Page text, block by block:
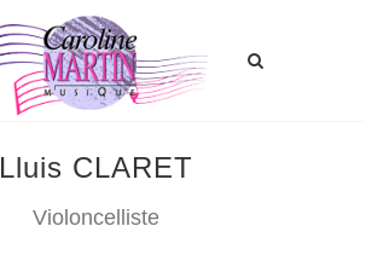
Lluis CLARET
Violoncelliste